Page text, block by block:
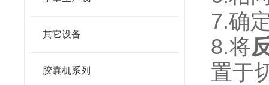
其它设备
胶囊机系列
7.确
8.将
置于